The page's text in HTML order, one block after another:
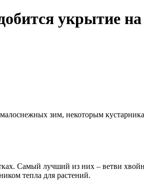
укрытие
зим, некоторым
Самый лучший из них – ветви
тепла для растений.